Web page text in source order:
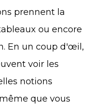
prennent la
ou encore
En un coup d'œil,
voir les
notions
que vous